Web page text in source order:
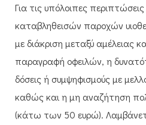
Για τις υπόλοιπες
καταβληθεισών παροχών
με διάκριση μεταξύ αμέλειας
παραγραφή οφειλών, η
δόσεις ή συμψηφισμούς με
καθώς και η μη αναζήτηση
(κάτω των 50 ευρώ).